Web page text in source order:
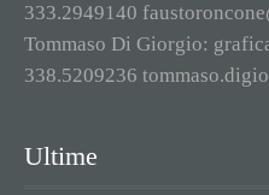
333.2949140
Tommaso Di Giorgio:
338.5209236
Ultime